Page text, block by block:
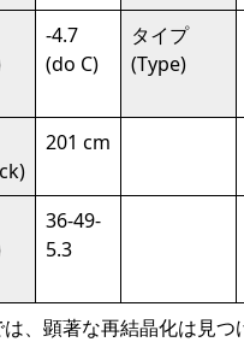
-4.7
(do C)
タイプ
(Type)
201 cm
36-49-
5.3
、顕著な再結晶化は見つ